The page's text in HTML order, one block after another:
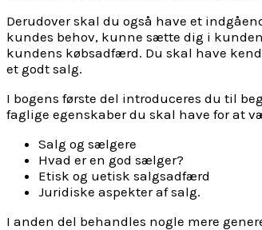
Derudover skal du også have et
kundes behov, kunne sætte dig i
kundens købsadfærd. Du skal have
et godt salg.
I bogens første del introduceres du til
faglige egenskaber du skal have for at
Salg og sælgere
Hvad er en god sælger?
Etisk og uetisk salgsadfærd
Juridiske aspekter af salg.
I anden del behandles nogle mere